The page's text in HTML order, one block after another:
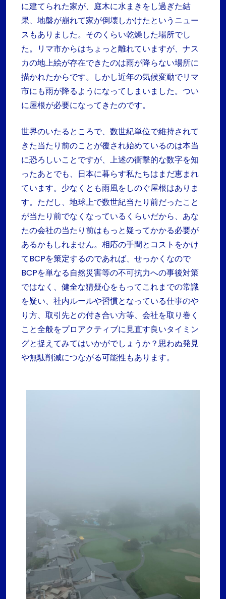
に建てられた家が、庭木に水まきをし過ぎた結
果、地盤が崩れて家が倒壊しかけたというニュー
スもありました。そのくらい乾燥した場所でし
た。リマ市からはちょっと離れていますが、ナス
カの地上絵が存在できたのは雨が降らない場所に
描かれたからです。しかし近年の気候変動でリマ
市にも雨が降るようになってしまいました。つい
に屋根が必要になってきたのです。
世界のいたるところで、数世紀単位で維持されて
きた当たり前のことが覆され始めているのは本当
に恐ろしいことですが、上述の衝撃的な数字を知
ったあとでも、日本に暮らす私たちはまだ恵まれ
ています。少なくとも雨風をしのぐ屋根はありま
す。ただし、地球上で数世紀当たり前だったこと
が当たり前でなくなっているくらいだから、あな
たの会社の当たり前はもっと疑ってかかる必要が
あるかもしれません。相応の手間とコストをかけ
てBCPを策定するのであれば、せっかくなので
BCPを単なる自然災害等の不可抗力への事後対策
ではなく、健全な猜疑心をもってこれまでの常識
を疑い、社内ルールや習慣となっている仕事のや
り方、取引先との付き合い方等、会社を取り巻く
こと全般をプロアクティブに見直す良いタイミン
グと捉えてみてはいかがでしょうか？思わぬ発見
や無駄削減につながる可能性もあります。